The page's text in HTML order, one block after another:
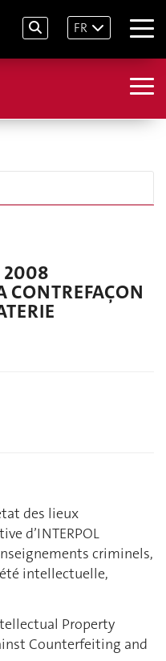
FR
2008
CONTREFAÇON
des lieux
d’INTERPOL
criminels,
intellectuelle,
Property
Counterfeiting and